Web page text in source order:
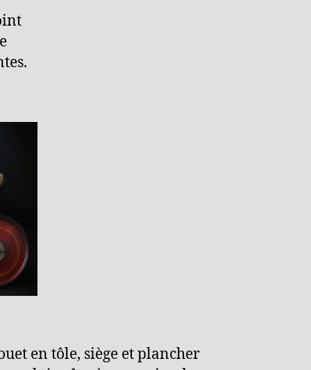
en tôle, siège et plancher